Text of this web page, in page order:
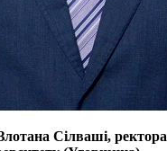
Сілваші, ректора